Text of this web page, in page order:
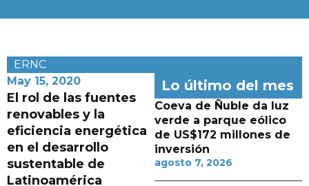
ERNC
May 15, 2020
El rol de las fuentes
renovables y la
eficiencia energética
en el desarrollo
sustentable de
Latinoamérica
Lo último del mes
Coeva de Ñuble da luz
verde a parque eólico
de US$172 millones de
inversión
agosto 7, 2026